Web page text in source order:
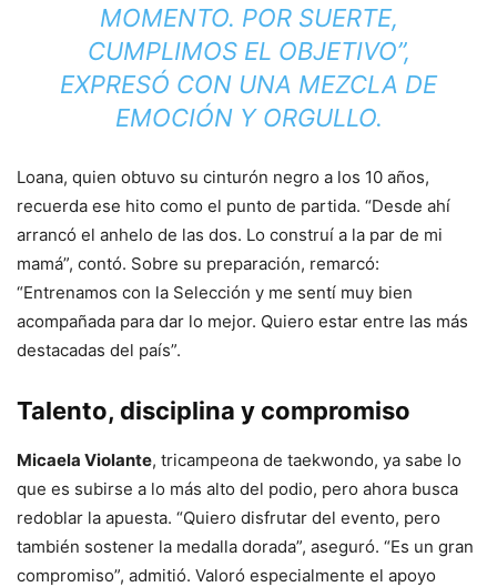
MOMENTO. POR SUERTE,
CUMPLIMOS EL OBJETIVO”,
EXPRESÓ CON UNA MEZCLA DE
EMOCIÓN Y ORGULLO.
Loana, quien obtuvo su cinturón negro a los 10 años,
recuerda ese hito como el punto de partida. “Desde ahí
arrancó el anhelo de las dos. Lo construí a la par de mi
mamá”, contó. Sobre su preparación, remarcó:
“Entrenamos con la Selección y me sentí muy bien
acompañada para dar lo mejor. Quiero estar entre las más
destacadas del país”.
Talento, disciplina y compromiso
Micaela Violante, tricampeona de taekwondo, ya sabe lo
que es subirse a lo más alto del podio, pero ahora busca
redoblar la apuesta. “Quiero disfrutar del evento, pero
también sostener la medalla dorada”, aseguró. “Es un gran
compromiso”, admitió. Valoró especialmente el apoyo